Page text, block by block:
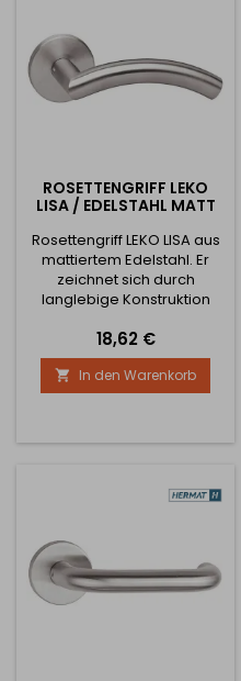
ROSETTENGRIFF LEKO
LISA / EDELSTAHL MATT
Rosettengriff LEKO LISA aus
mattiertem Edelstahl. Er
zeichnet sich durch
langlebige Konstruktion
Verarbeitung aus. Geeignet
für Bereiche mit hoher
Frequenz der Nutzung
(Wohnungen, Schulen,
Preis
18,62 €
 In den Warenkorb